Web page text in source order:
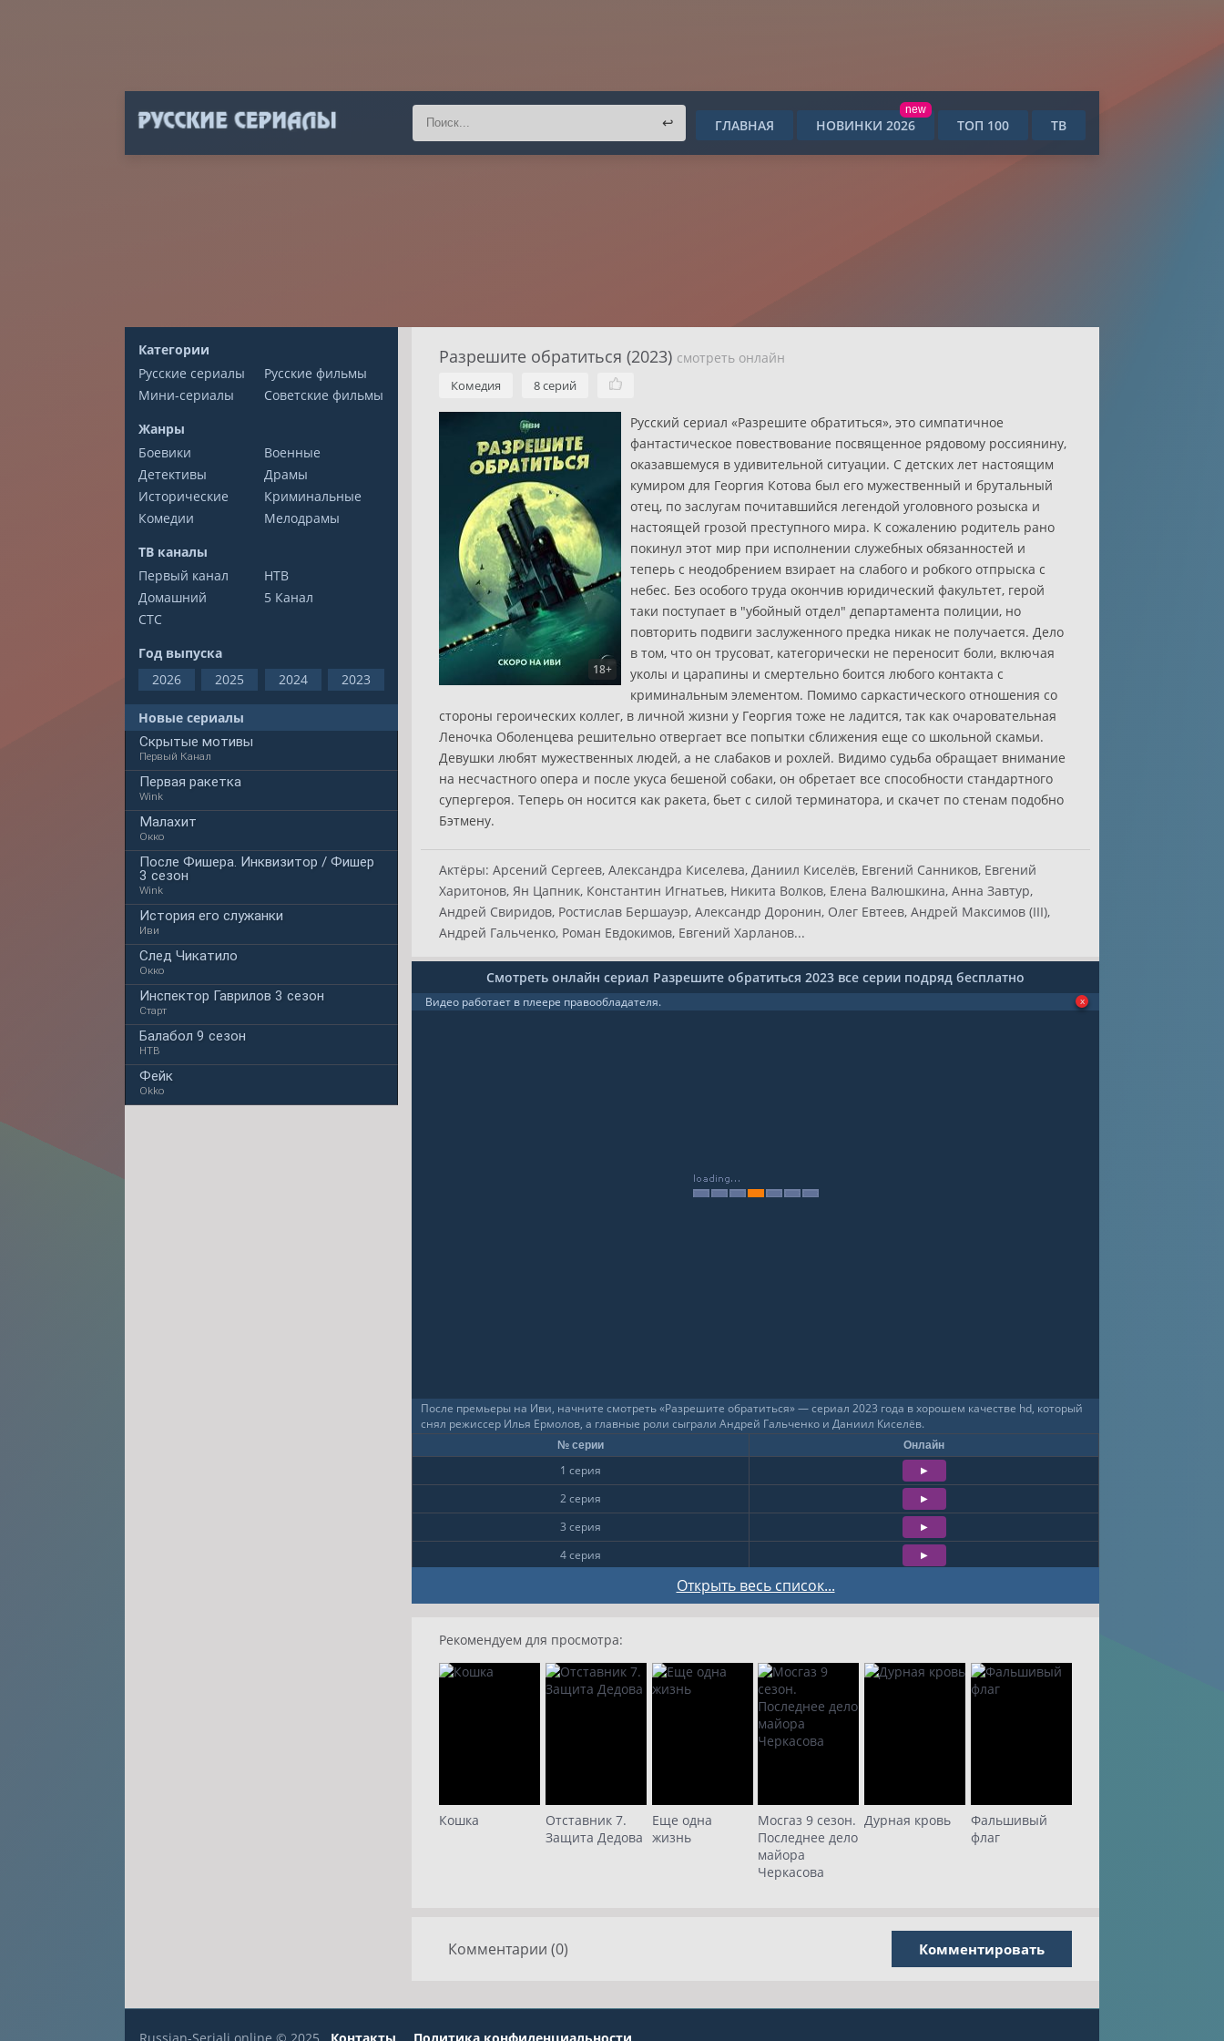
↩ ГЛАВНАЯ НОВИНКИ 2026
new
ТОП 100 ТВ
Разрешите обратиться (2023) смотреть онлайн
Комедия 8 серий
18+
Русский сериал «Разрешите обратиться», это симпатичное
фантастическое повествование посвященное рядовому россиянину,
оказавшемуся в удивительной ситуации. С детских лет настоящим
кумиром для Георгия Котова был его мужественный и брутальный
отец, по заслугам почитавшийся легендой уголовного розыска и
настоящей грозой преступного мира. К сожалению родитель рано
покинул этот мир при исполнении служебных обязанностей и
теперь с неодобрением взирает на слабого и робкого отпрыска с
небес. Без особого труда окончив юридический факультет, герой
таки поступает в "убойный отдел" департамента полиции, но
повторить подвиги заслуженного предка никак не получается. Дело
в том, что он трусоват, категорически не переносит боли, включая
уколы и царапины и смертельно боится любого контакта с
криминальным элементом. Помимо саркастического отношения со
стороны героических коллег, в личной жизни у Георгия тоже не ладится, так как очаровательная
Леночка Оболенцева решительно отвергает все попытки сближения еще со школьной скамьи.
Девушки любят мужественных людей, а не слабаков и рохлей. Видимо судьба обращает внимание
на несчастного опера и после укуса бешеной собаки, он обретает все способности стандартного
супергероя. Теперь он носится как ракета, бьет с силой терминатора, и скачет по стенам подобно
Бэтмену.
Актёры: Арсений Сергеев, Александра Киселева, Даниил Киселёв, Евгений Санников, Евгений
Харитонов, Ян Цапник, Константин Игнатьев, Никита Волков, Елена Валюшкина, Анна Завтур,
Андрей Свиридов, Ростислав Бершауэр, Александр Доронин, Олег Евтеев, Андрей Максимов (III),
Андрей Гальченко, Роман Евдокимов, Евгений Харланов...
Смотреть онлайн сериал Разрешите обратиться 2023 все серии подряд бесплатно
Видео работает в плеере правообладателя.
После премьеры на Иви, начните смотреть «Разрешите обратиться» — сериал 2023 года в хорошем качестве hd, который
снял режиссер Илья Ермолов, а главные роли сыграли Андрей Гальченко и Даниил Киселёв.
Открыть весь список...
№ серии Онлайн
1 серия
2 серия
3 серия
4 серия
7 серия
8 серия
Рекомендуем для просмотра:
Кошка
Отставник 7.
Защита Дедова
Еще одна
жизнь
Мосгаз 9 сезон.
Последнее дело
майора
Черкасова
Дурная кровь
Фальшивый
флаг
Комментарии (0) Комментировать
Категории
Русские сериалы
Русские фильмы
Мини-сериалы
Советские фильмы
Жанры
Боевики
Военные
Детективы
Драмы
Исторические
Криминальные
Комедии
Мелодрамы
ТВ каналы
Первый канал
НТВ
Домашний
5 Канал
СТС
Год выпуска
2026
2025 2024 2023
Новые сериалы
Скрытые мотивы
Первый Канал
Первая ракетка
Wink
Малахит
Окко
После Фишера. Инквизитор / Фишер
3 сезон
Wink
История его служанки
Иви
След Чикатило
Окко
Инспектор Гаврилов 3 сезон
Старт
Балабол 9 сезон
НТВ
Фейк
Okko